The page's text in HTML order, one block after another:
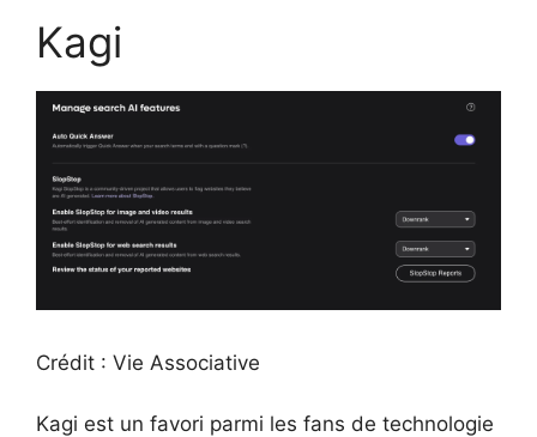
Kagi
Crédit : Vie Associative
Kagi est un favori parmi les fans de technologie